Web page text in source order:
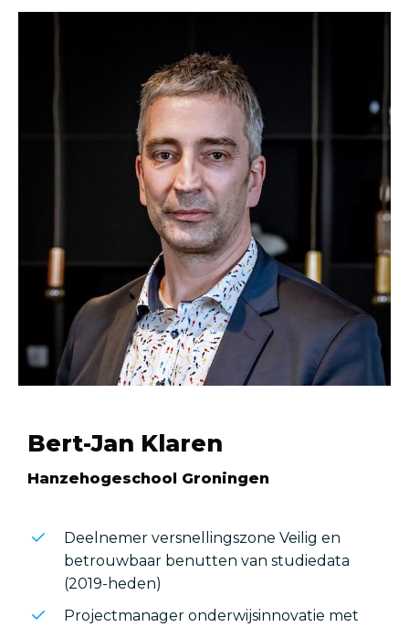
Bert-Jan Klaren
Hanzehogeschool Groningen
Deelnemer versnellingszone Veilig en
betrouwbaar benutten van studiedata
(2019-heden)
Projectmanager onderwijsinnovatie met